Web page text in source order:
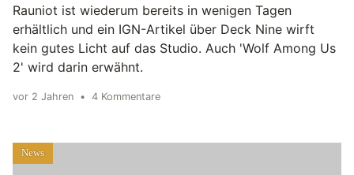
Rauniot ist wiederum bereits in wenigen Tagen
erhältlich und ein IGN-Artikel über Deck Nine wirft
kein gutes Licht auf das Studio. Auch 'Wolf Among Us
2' wird darin erwähnt.
vor 2 Jahren • 4 Kommentare
News